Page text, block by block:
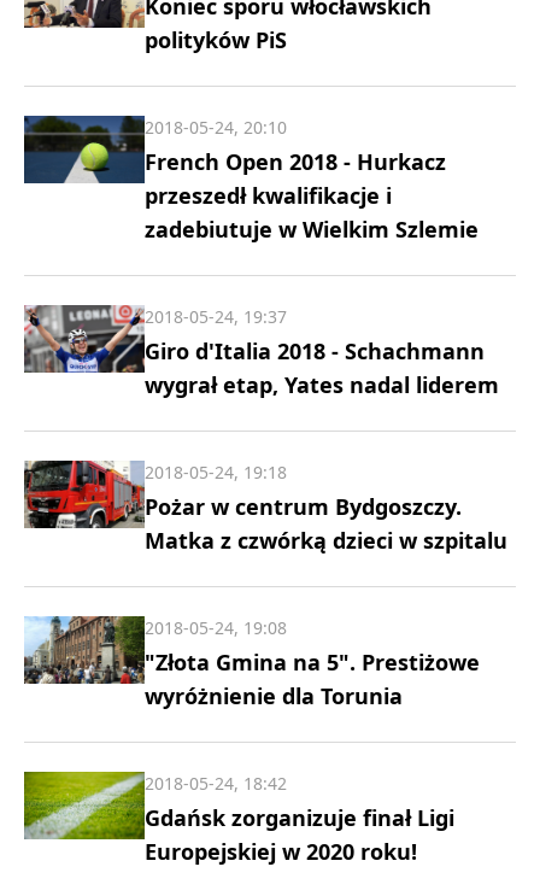
Koniec sporu włocławskich
polityków PiS
French Open 2018 - Hurkacz
przeszedł kwalifikacje i
zadebiutuje w Wielkim Szlemie
2018-05-24, 20:10
Giro d'Italia 2018 - Schachmann
wygrał etap, Yates nadal liderem
2018-05-24, 19:37
Pożar w centrum Bydgoszczy.
Matka z czwórką dzieci w szpitalu
2018-05-24, 19:18
"Złota Gmina na 5". Prestiżowe
wyróżnienie dla Torunia
2018-05-24, 19:08
Gdańsk zorganizuje finał Ligi
Europejskiej w 2020 roku!
2018-05-24, 18:42